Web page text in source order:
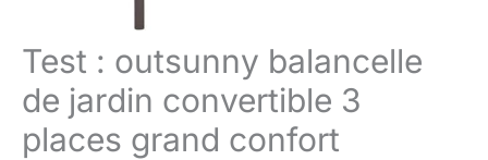
Test : outsunny balancelle
de jardin convertible 3
places grand confort